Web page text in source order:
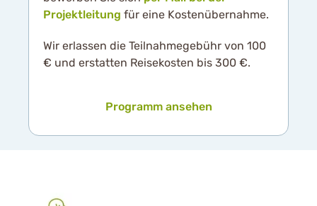
Projektleitung für eine Kostenübernahme.
Wir erlassen die Teilnahmegebühr von 100
€ und erstatten Reisekosten bis 300 €.
Programm ansehen